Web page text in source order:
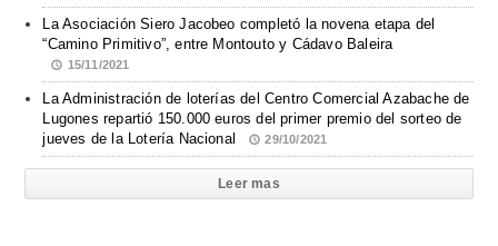
La Asociación Siero Jacobeo completó la novena etapa del
“Camino Primitivo”, entre Montouto y Cádavo Baleira
15/11/2021
La Administración de loterías del Centro Comercial Azabache de
Lugones repartió 150.000 euros del primer premio del sorteo de
jueves de la Lotería Nacional
29/10/2021
Leer mas